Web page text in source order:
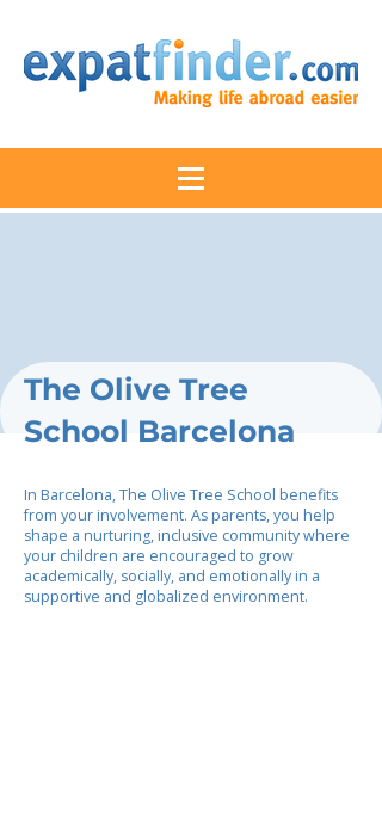
The Olive Tree
School Barcelona
In Barcelona, The Olive Tree School benefits
from your involvement. As parents, you help
shape a nurturing, inclusive community where
your children are encouraged to grow
academically, socially, and emotionally in a
supportive and globalized environment.